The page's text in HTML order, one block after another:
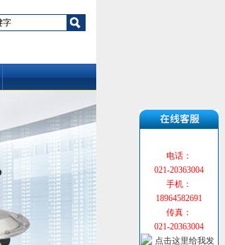
电话：
021-20363004
手机：
18964582691
传真：
021-20363004